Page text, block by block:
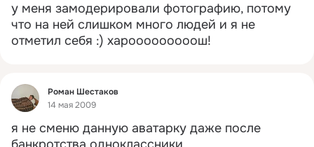
у меня замодерировали фотографию, потому
что на ней слишком много людей и я не
отметил себя :) харооооооооош!
Фид
Роман Шестаков
14 мая 2009
я не сменю данную аватарку даже после